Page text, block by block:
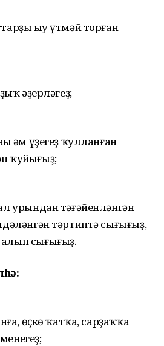
һыу үтмәй торған
әҙерләгеҙ;
һәм үҙегеҙ ҡулланған
ҡуйығыҙ;
урындан тәғәйенләнгән
тәртиптә сығығыҙ,
сығығыҙ.
өҫкө ҡатҡа, сарҙаҡҡа